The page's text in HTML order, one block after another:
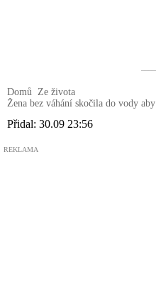
Domů
Ze života
Žena bez váhání skočila do vody
Přidal: 30.09 23:56
REKLAMA